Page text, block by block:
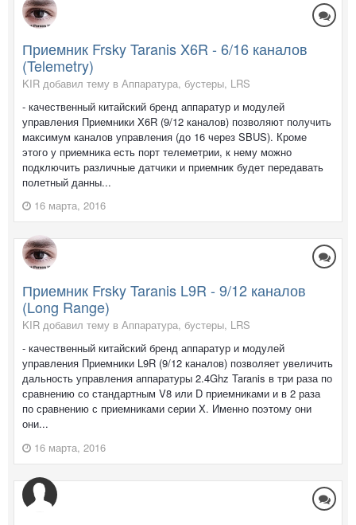
Приемник Frsky Taranis X6R - 6/16 каналов
(Telemetry)
KIR добавил тему в Аппаратура, бустеры, LRS
- качественный китайский бренд аппаратур и модулей
управления Приемники X6R (9/12 каналов) позволяют получить
максимум каналов управления (до 16 через SBUS). Кроме
этого у приемника есть порт телеметрии, к нему можно
подключить различные датчики и приемник будет передавать
полетный данны...
16 марта, 2016
Приемник Frsky Taranis L9R - 9/12 каналов
(Long Range)
KIR добавил тему в Аппаратура, бустеры, LRS
- качественный китайский бренд аппаратур и модулей
управления Приемники L9R (9/12 каналов) позволяет увеличить
дальность управления аппаратуры 2.4Ghz Taranis в три раза по
сравнению со стандартным V8 или D приемниками и в 2 раза
по сравнению с приемниками серии X. Именно поэтому они
они...
16 марта, 2016